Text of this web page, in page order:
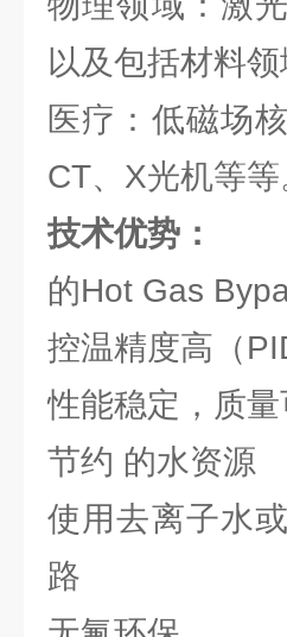
以及包括材料
医疗：低磁场
CT、X光机等等
技术优势：
的Hot Gas
控温精度高（
性能稳定，质量
节约 的水资源
使用去离子水
路